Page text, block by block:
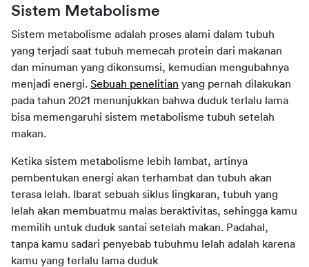
Sistem Metabolisme
Sistem metabolisme adalah proses alami dalam tubuh
yang terjadi saat tubuh memecah protein dari makanan
dan minuman yang dikonsumsi, kemudian mengubahnya
menjadi energi. Sebuah penelitian yang pernah dilakukan
pada tahun 2021 menunjukkan bahwa duduk terlalu lama
bisa memengaruhi sistem metabolisme tubuh setelah
makan.
Ketika sistem metabolisme lebih lambat, artinya
pembentukan energi akan terhambat dan tubuh akan
terasa lelah. Ibarat sebuah siklus lingkaran, tubuh yang
lelah akan membuatmu malas beraktivitas, sehingga kamu
memilih untuk duduk santai setelah makan. Padahal,
tanpa kamu sadari penyebab tubuhmu lelah adalah karena
kamu yang terlalu lama duduk